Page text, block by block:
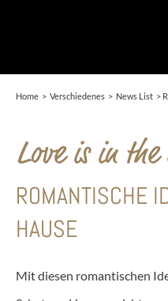
Home > Verschiedenes > News List >
Love is in
ROMANTISCHE
HAUSE
Mit diesen romantischen